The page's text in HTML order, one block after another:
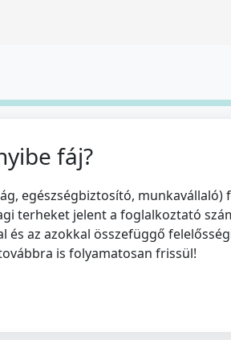
fáj?
egészségbiztosító, munkavállaló)
terheket jelent a foglalkoztató
az azokkal összefüggő
is folyamatosan frissül!